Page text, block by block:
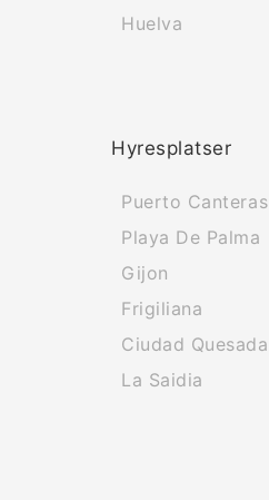
Huelva
Hyresplatser
Puerto Canteras
Playa De Palma
Gijon
Frigiliana
Ciudad Quesada
La Saidia